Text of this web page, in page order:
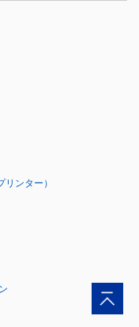
リンター）